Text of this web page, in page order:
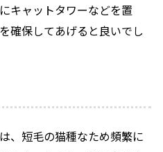
キャットタワーなどを置
確保してあげると良いでし
、短毛の猫種なため頻繁に